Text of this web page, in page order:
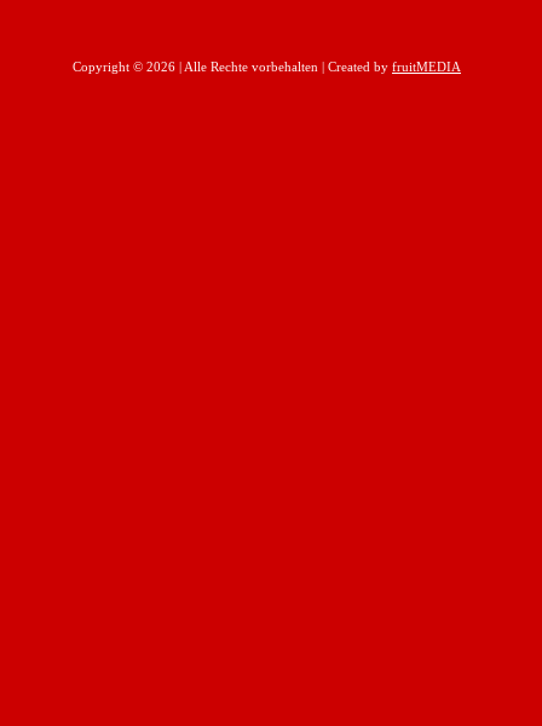
Copyright © 2026 | Alle Rechte vorbehalten | Created by fruitMEDIA